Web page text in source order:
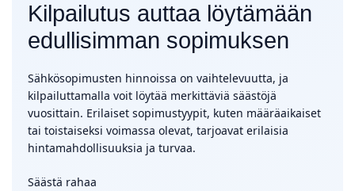
Kilpailutus auttaa löytämään
edullisimman sopimuksen
Sähkösopimusten hinnoissa on vaihtelevuutta, ja
kilpailuttamalla voit löytää merkittäviä säästöjä
vuosittain. Erilaiset sopimustyypit, kuten määräaikaiset
tai toistaiseksi voimassa olevat, tarjoavat erilaisia
hintamahdollisuuksia ja turvaa.
Säästä rahaa